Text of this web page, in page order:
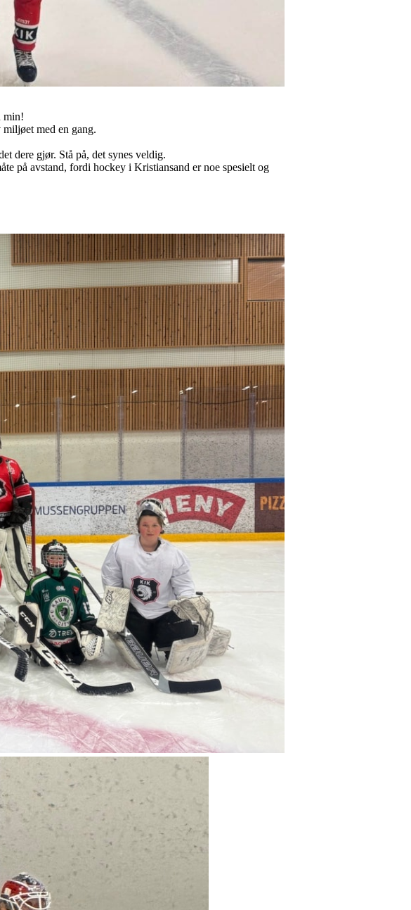
min!
med en gang.
dere gjør. Stå på, det synes veldig.
på avstand, fordi hockey i Kristiansand er noe spesielt og